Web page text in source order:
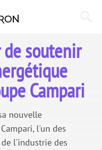
de soutenir
Campari
nouvelle
l'un des
l'industrie des